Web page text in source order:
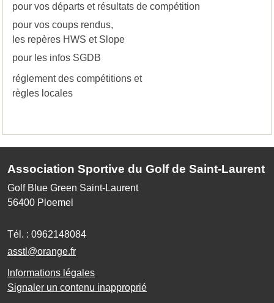
pour vos départs et résultats de compétition
pour vos coups rendus,
les repères HWS et Slope
pour les infos SGDB
réglement des compétitions et
règles locales
Association Sportive du Golf de Saint-Laurent
Golf Blue Green Saint-Laurent
56400 Ploemel
Tél. : 0962148084
asstl@orange.fr
Informations légales
Signaler un contenu inapproprié